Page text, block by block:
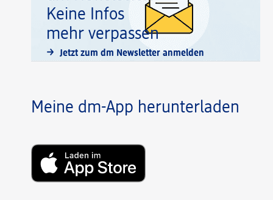
Keine Infos
mehr verpassen
Jetzt zum dm Newsletter anmelden
Meine dm-App herunterladen